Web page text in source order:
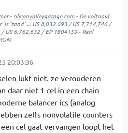
- siliconvalleygarage.com - De voltooid
is 'zand' ... US 8,032,693 / US 7,714,746 /
US 6,762,632 / EP 1804159 - Real
20:03:36
lukt niet. ze verouderen
daar niet 1 cel in een chain
balancer ics (analog
zelfs nonvolatile counters
cel gaat vervangen loopt het